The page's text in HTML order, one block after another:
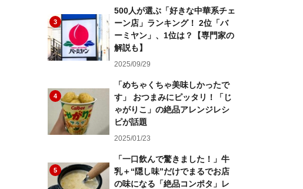
3
500人が選ぶ「好きな中華系チェ
ーン店」ランキング！ 2位「バ
ーミヤン」、1位は？【専門家の
解説も】
2025/09/29
4
「めちゃくちゃ美味しかったで
す」 おつまみにピッタリ！「じ
ゃがりこ」の絶品アレンジレシ
ピが話題
2025/01/23
5
「一口飲んで驚きました！」牛
乳＋“隠し味”だけでまるでお店
の味になる「絶品コンポタ」レ